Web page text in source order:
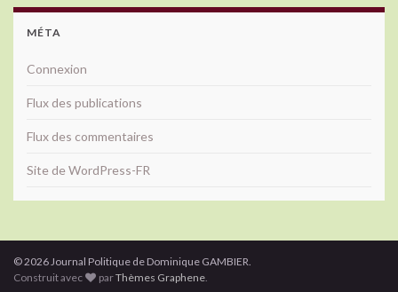
MÉTA
Connexion
Flux des publications
Flux des commentaires
Site de WordPress-FR
© 2026 Journal Politique de Dominique GAMBIER.
Construit avec
parThèmes Graphene